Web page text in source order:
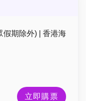
假期除外) | 香港海
立即購票